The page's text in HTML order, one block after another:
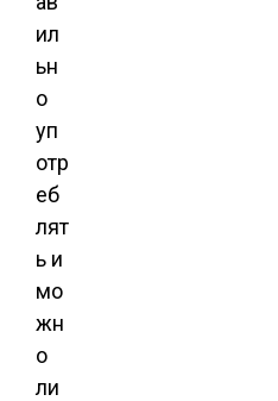
ил
ьн
о
уп
отр
еб
лят
ь и
мо
жн
о
ли